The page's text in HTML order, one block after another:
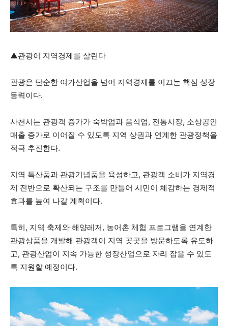
▲관광이 지역경제를 살린다
관광은 단순한 여가산업을 넘어 지역경제를 이끄는 핵심 성장
동력이다.
사천시는 관광객 증가가 숙박업과 음식업, 전통시장, 소상공인
매출 증가로 이어질 수 있도록 지역 상권과 연계한 관광정책을
적극 추진한다.
지역 특산품과 관광기념품을 육성하고, 관광객 소비가 지역경
제 전반으로 확산되는 구조를 만들어 시민이 체감하는 경제적
효과를 높여 나갈 계획이다.
특히, 지역 축제와 해양레저, 농어촌 체험 프로그램을 연계한
관광상품을 개발해 관광객이 지역 곳곳을 방문하도록 유도하
고, 관광산업이 지속 가능한 성장산업으로 자리 잡을 수 있도
록 지원할 예정이다.